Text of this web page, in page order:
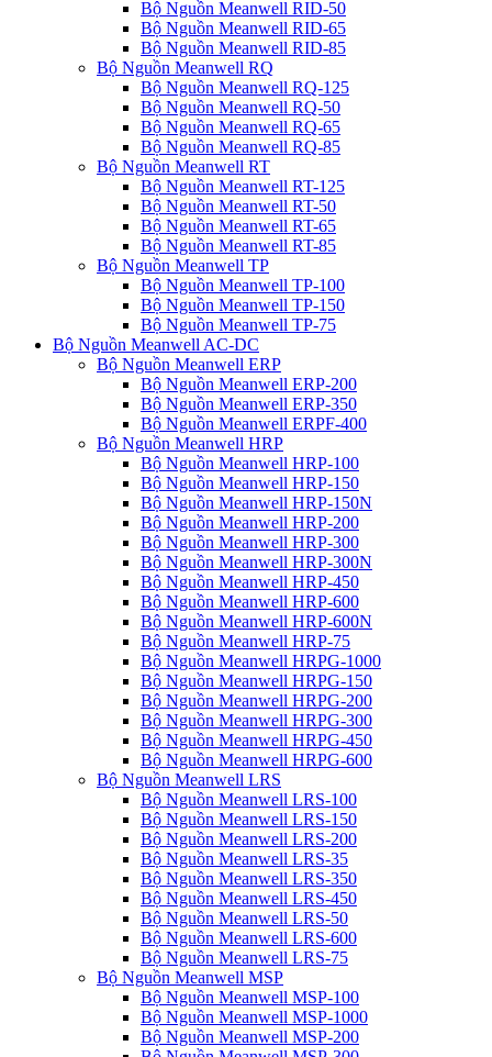
Bộ Nguồn Meanwell RID-50
Bộ Nguồn Meanwell RID-65
Bộ Nguồn Meanwell RID-85
Bộ Nguồn Meanwell RQ
Bộ Nguồn Meanwell RQ-125
Bộ Nguồn Meanwell RQ-50
Bộ Nguồn Meanwell RQ-65
Bộ Nguồn Meanwell RQ-85
Bộ Nguồn Meanwell RT
Bộ Nguồn Meanwell RT-125
Bộ Nguồn Meanwell RT-50
Bộ Nguồn Meanwell RT-65
Bộ Nguồn Meanwell RT-85
Bộ Nguồn Meanwell TP
Bộ Nguồn Meanwell TP-100
Bộ Nguồn Meanwell TP-150
Bộ Nguồn Meanwell TP-75
Bộ Nguồn Meanwell AC-DC
Bộ Nguồn Meanwell ERP
Bộ Nguồn Meanwell ERP-200
Bộ Nguồn Meanwell ERP-350
Bộ Nguồn Meanwell ERPF-400
Bộ Nguồn Meanwell HRP
Bộ Nguồn Meanwell HRP-100
Bộ Nguồn Meanwell HRP-150
Bộ Nguồn Meanwell HRP-150N
Bộ Nguồn Meanwell HRP-200
Bộ Nguồn Meanwell HRP-300
Bộ Nguồn Meanwell HRP-300N
Bộ Nguồn Meanwell HRP-450
Bộ Nguồn Meanwell HRP-600
Bộ Nguồn Meanwell HRP-600N
Bộ Nguồn Meanwell HRP-75
Bộ Nguồn Meanwell HRPG-1000
Bộ Nguồn Meanwell HRPG-150
Bộ Nguồn Meanwell HRPG-200
Bộ Nguồn Meanwell HRPG-300
Bộ Nguồn Meanwell HRPG-450
Bộ Nguồn Meanwell HRPG-600
Bộ Nguồn Meanwell LRS
Bộ Nguồn Meanwell LRS-100
Bộ Nguồn Meanwell LRS-150
Bộ Nguồn Meanwell LRS-200
Bộ Nguồn Meanwell LRS-35
Bộ Nguồn Meanwell LRS-350
Bộ Nguồn Meanwell LRS-450
Bộ Nguồn Meanwell LRS-50
Bộ Nguồn Meanwell LRS-600
Bộ Nguồn Meanwell LRS-75
Bộ Nguồn Meanwell MSP
Bộ Nguồn Meanwell MSP-100
Bộ Nguồn Meanwell MSP-1000
Bộ Nguồn Meanwell MSP-200